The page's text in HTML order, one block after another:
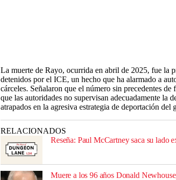
La muerte de Rayo, ocurrida en abril de 2025, fue la
detenidos por el ICE, un hecho que ha alarmado a
cárceles. Señalaron que el número sin precedentes
que las autoridades no supervisan adecuadamente la
atrapados en la agresiva estrategia de deportación del
RELACIONADOS
Reseña: Paul McCartney saca su
Muere a los 96 años Donald